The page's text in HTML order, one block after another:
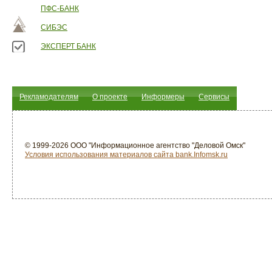
ПФС-БАНК
СИБЭС
ЭКСПЕРТ БАНК
Рекламодателям О проекте Информеры Сервисы
© 1999-2026 ООО "Информационное агентство "Деловой Омск"
Условия использования материалов сайта bank.Infomsk.ru